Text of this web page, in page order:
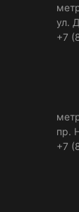
ул.
+7
пр.
+7